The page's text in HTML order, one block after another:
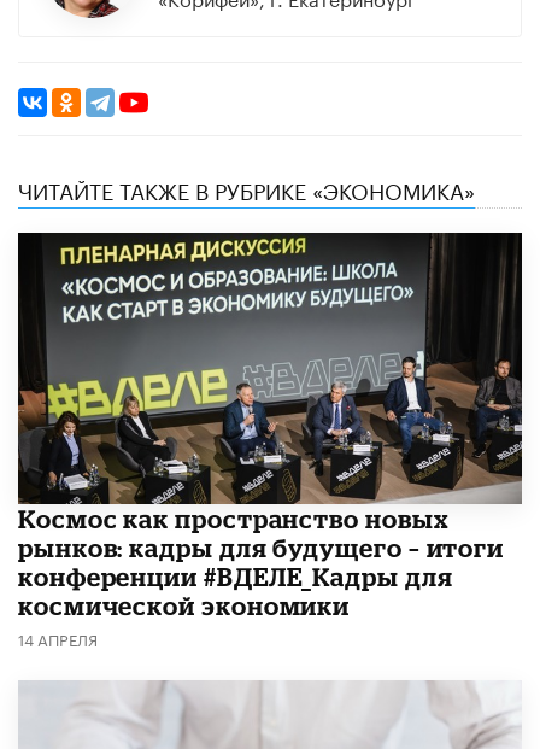
ЧИТАЙТЕ ТАКЖЕ В РУБРИКЕ «ЭКОНОМИКА»
Космос как пространство новых
рынков: кадры для будущего – итоги
конференции #ВДЕЛЕ_Кадры для
космической экономики
14 АПРЕЛЯ